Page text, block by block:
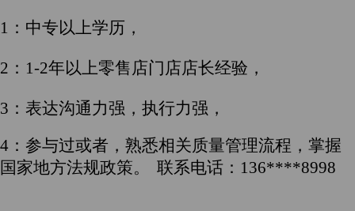
1 ：中专以上学历，
2 ：1-2年以上零售店门店店长经验，
3 ：表达沟通力强，执行力强，
4 ：参与过或者，熟悉相关质量管理流程，掌握
国家地方法规政策。
联系电话：136****8998